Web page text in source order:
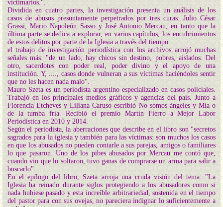
victimarios.".
Dividida en cuatro partes, la investigación presenta un análisis de los
casos de abusos presuntamente perpetrados por tres curas: Julio César
Grassi, Mario Napoleón Sasso y José Antonio Mercau, en tanto que la
última parte se dedica a explorar, en varios capítulos, los encubrimientos
de estos delitos por parte de la Iglesia a través del tiempo.
el trabajo de investigación periodística con los archivos arrojó muchas
señales más: "de un lado, hay chicos sin destino, pobres, aislados. Del
otro, sacerdotes con poder real, poder divino y el apoyo de una
institución. Y, ...., casos donde vulneran a sus víctimas haciéndoles sentir
que no les hacen nada malo".
Mauro Szeta es un periodista argentino especializado en casos policiales.
Trabajó en los principales medios gráficos y agencias del país. Junto a
Florencia Etcheves y Liliana Caruso escribió No somos ángeles y Mía o
de la tumba fría. Recibió el premio Martín Fierro a Mejor Labor
Periodística en 2010 y 2014.
Según el periodista, la aberraciones que describe en el libro son "secretos
sagrados para la iglesia y también para las víctimas: son muchos los casos
en que los abusados no pueden contarle a sus parejas, amigos o familiares
lo que pasaron. Uno de los pibes abusados por Mercau me contó que,
cuando vio que lo soltaron, tuvo ganas de comprarse un arma para salir a
buscarlo".
En el epílogo del libro, Szeta arroja una cruda visión del tema: "La
Iglesia ha reinado durante siglos protegiendo a los abusadores como si
nada hubiese pasado y esta increíble arbitrariedad, sostenida en el tiempo
del pastor para con sus ovejas, no pareciera indignar lo suficientemente a